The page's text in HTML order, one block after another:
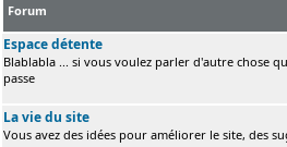
Forum
Espace détente
Blablabla ... si vous voulez parler d'autre chose
passe
La vie du site
Vous avez des idées pour améliorer le site, des